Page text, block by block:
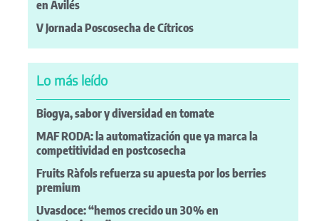
en Avilés
V Jornada Poscosecha de Cítricos
Lo más leído
Biogya, sabor y diversidad en tomate
MAF RODA: la automatización que ya marca la
competitividad en postcosecha
Fruits Ràfols refuerza su apuesta por los berries
premium
Uvasdoce: “hemos crecido un 30% en